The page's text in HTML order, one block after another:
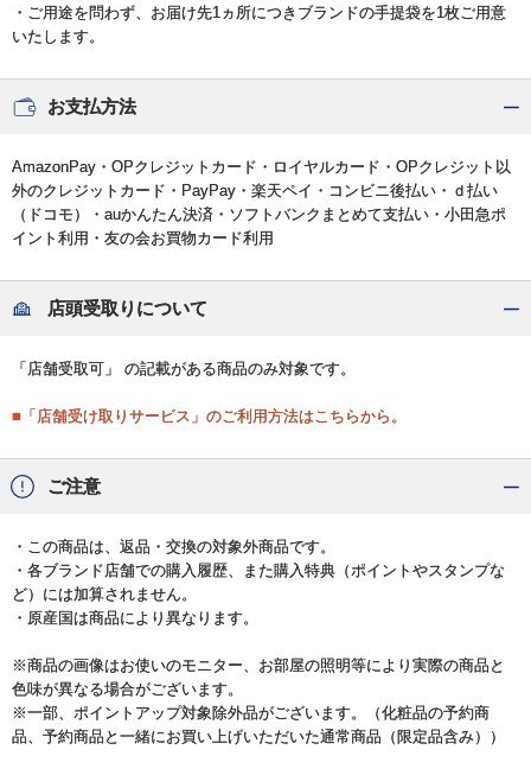
・ご用途を問わず、お届け先1ヵ所につきブランドの手提袋を1枚ご用意
いたします。
お支払方法
AmazonPay・OPクレジットカード・ロイヤルカード・OPクレジット以
外のクレジットカード・PayPay・楽天ペイ・コンビニ後払い・ｄ払い
（ドコモ）・auかんたん決済・ソフトバンクまとめて支払い・小田急ポ
イント利用・友の会お買物カード利用
店頭受取りについて
「店舗受取可」 の記載がある商品のみ対象です。
■「店舗受け取りサービス」のご利用方法はこちらから。
ご注意
・この商品は、返品・交換の対象外商品です。
・各ブランド店舗での購入履歴、また購入特典（ポイントやスタンプな
ど）には加算されません。
・原産国は商品により異なります。
※商品の画像はお使いのモニター、お部屋の照明等により実際の商品と
色味が異なる場合がございます。
※一部、ポイントアップ対象除外品がございます。（化粧品の予約商
品、予約商品と一緒にお買い上げいただいた通常商品（限定品含み））